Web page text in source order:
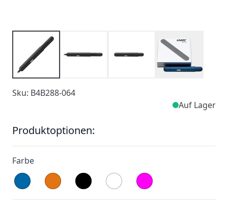
Sku: B4B288-064
Auf Lager
Produktoptionen:
Farbe